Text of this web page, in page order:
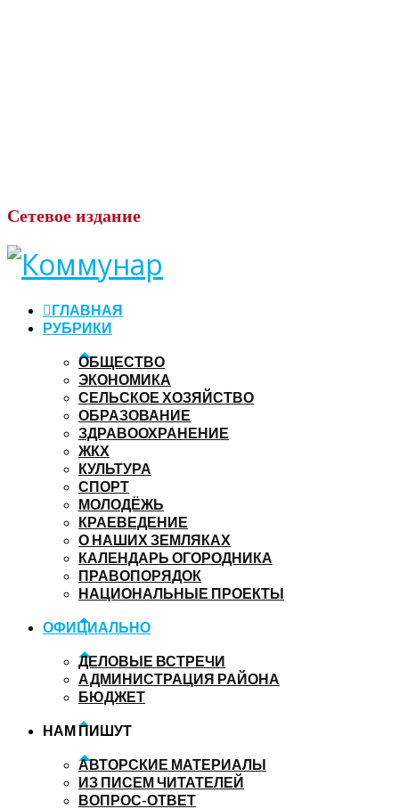
Сетевое издание
ГЛАВНАЯ
РУБРИКИ
ОБЩЕСТВО
ЭКОНОМИКА
СЕЛЬСКОЕ ХОЗЯЙСТВО
ОБРАЗОВАНИЕ
ЗДРАВООХРАНЕНИЕ
ЖКХ
КУЛЬТУРА
СПОРТ
МОЛОДЁЖЬ
КРАЕВЕДЕНИЕ
О НАШИХ ЗЕМЛЯКАХ
КАЛЕНДАРЬ ОГОРОДНИКА
ПРАВОПОРЯДОК
НАЦИОНАЛЬНЫЕ ПРОЕКТЫ
ОФИЦИАЛЬНО
ДЕЛОВЫЕ ВСТРЕЧИ
АДМИНИСТРАЦИЯ РАЙОНА
БЮДЖЕТ
НАМ ПИШУТ
АВТОРСКИЕ МАТЕРИАЛЫ
ИЗ ПИСЕМ ЧИТАТЕЛЕЙ
ВОПРОС-ОТВЕТ